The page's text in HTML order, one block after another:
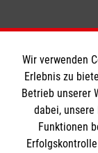
Impressum
Wir verwenden
Erlebnis zu
Betrieb unserer
dabei,
Funktionen